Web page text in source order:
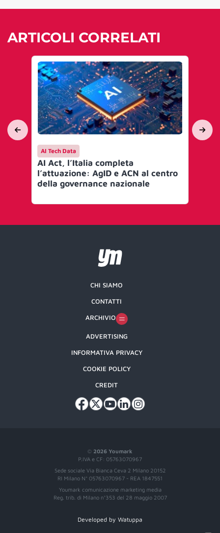
ARTICOLI CORRELATI
AI Tech Data
AI Act, l’Italia completa
l’attuazione: AgID e ACN al centro
della governance nazionale
© 2026 Youmark
P.IVA e CF: 05763070967
Sede sociale Via Bianca Ceva 2 Milano 20152
RI Milano N° 05763070967 - REA 1847551
Youmark comunicazione marketing media
Reg. trib. di Milano n°353 del 28 maggio 2007
CHI SIAMO
CONTATTI
ARCHIVIO
ADVERTISING
INFORMATIVA PRIVACY
COOKIE POLICY
CREDIT
Developed by Watuppa